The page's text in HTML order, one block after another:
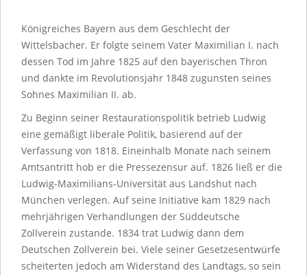
Königreiches Bayern aus dem Geschlecht der
Wittelsbacher. Er folgte seinem Vater Maximilian I. nach
dessen Tod im Jahre 1825 auf den bayerischen Thron
und dankte im Revolutionsjahr 1848 zugunsten seines
Sohnes Maximilian II. ab.
Zu Beginn seiner Restaurationspolitik betrieb Ludwig
eine gemäßigt liberale Politik, basierend auf der
Verfassung von 1818. Eineinhalb Monate nach seinem
Amtsantritt hob er die Pressezensur auf. 1826 ließ er die
Ludwig-Maximilians-Universität aus Landshut nach
München verlegen. Auf seine Initiative kam 1829 nach
mehrjährigen Verhandlungen der Süddeutsche
Zollverein zustande. 1834 trat Ludwig dann dem
Deutschen Zollverein bei. Viele seiner Gesetzesentwürfe
scheiterten jedoch am Widerstand des Landtags, so sein